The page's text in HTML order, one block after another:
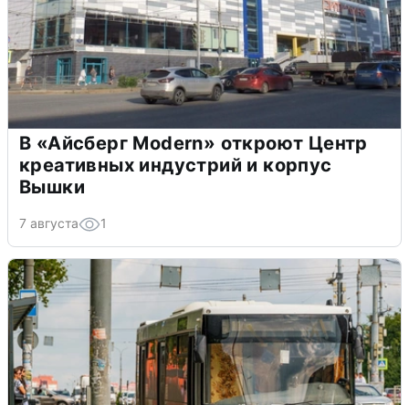
В «Айсберг Modern» откроют Центр
креативных индустрий и корпус
Вышки
7 августа 1